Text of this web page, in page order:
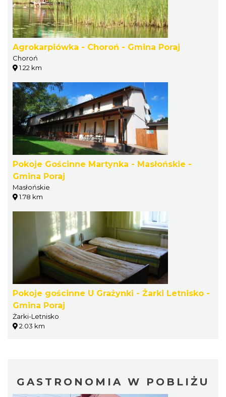
Agrokarpiówka - Choroń - Gmina Poraj
Choroń
1.22 km
Pokoje Gościnne Martynka - Masłońskie -
Gmina Poraj
Masłońskie
1.78 km
Pokoje gościnne U Grażynki - Żarki Letnisko -
Gmina Poraj
Żarki-Letnisko
2.03 km
GASTRONOMIA W POBLIŻU